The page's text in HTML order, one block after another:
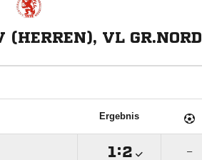
VL GR.NORD
Ergebnis
: –